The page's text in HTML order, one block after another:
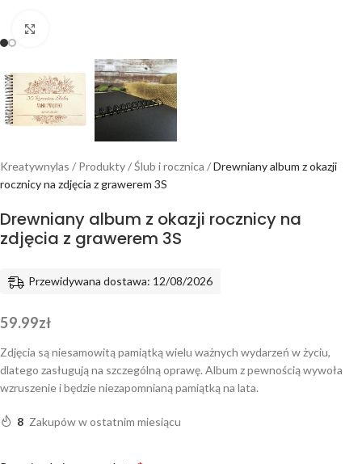
Kreatywnylas / Produkty/Ślub i rocznica /Drewniany album z okazji
rocznicy na zdjęcia z grawerem 3S
Drewniany album z okazji rocznicy na
zdjęcia z grawerem 3S
Przewidywana dostawa: 12/08/2026
59.99zł
Zdjęcia są niesamowitą pamiątką wielu ważnych wydarzeń w życiu,
dlatego zasługują na szczególną oprawę. Album z pewnością wywoła
wzruszenie i będzie niezapomnianą pamiątką na lata.
8 Zakupów w ostatnim miesiącu